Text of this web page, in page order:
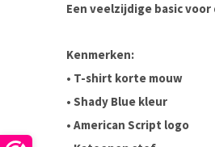
Een veelzijdige basic
Kenmerken:
• T-shirt korte mouw
• Shady Blue kleur
• American Script logo